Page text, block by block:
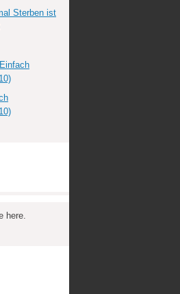
Sterben ist
here.